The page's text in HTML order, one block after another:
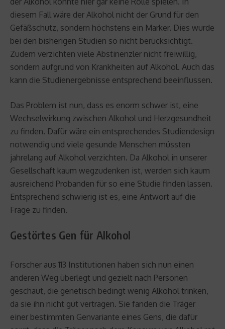
diesem Fall wäre der Alkohol nicht der Grund für den
Gefäßschutz, sondern höchstens ein Marker. Dies wurde
bei den bisherigen Studien so nicht berücksichtigt.
Zudem verzichten viele Abstinenzler nicht freiwillig,
sondern aufgrund von Krankheiten auf Alkohol. Auch das
kann die Studienergebnisse entsprechend beeinflussen.
Das Problem ist nun, dass es enorm schwer ist, eine
Wechselwirkung zwischen Alkohol und Herzgesundheit
zu finden. Dafür wäre ein entsprechendes Studiendesign
notwendig und viele gesunde Menschen müssten
jahrelang auf Alkohol verzichten. Da Alkohol in unserer
Gesellschaft kaum wegzudenken ist, werden sich kaum
ausreichend Probanden für so eine Studie finden lassen.
Entsprechend schwierig ist es, eine Antwort auf die
Frage zu finden.
Gestörtes Gen für Alkohol
Forscher aus 113 Institutionen haben sich nun einen
anderen Weg überlegt und gezielt nach Personen
geschaut, die genetisch bedingt wenig Alkohol trinken,
da sie ihn nicht gut vertragen. Sie fanden die Träger
einer bestimmten Genvariante eines Gens, die dafür